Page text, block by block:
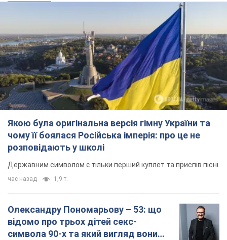
Якою була оригінальна версія гімну України та
чому її боялася Російська імперія: про це не
розповідають у школі
Державним символом є тільки перший куплет та приспів пісні
час назад 1,9 т.
Олександру Пономарьову – 53: що
відомо про трьох дітей секс-
символа 90-х та який вигляд вони